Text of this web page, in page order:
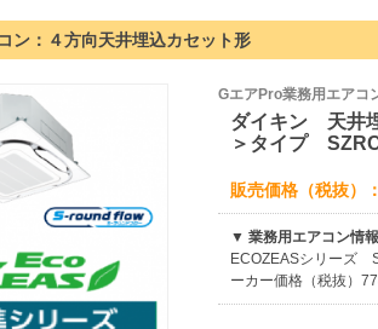
ン：４方向天井埋込カセット形
GエアPro業務用エアコ
ダイキン 天井
＞タイプ
販売価格（税抜）
▼ 業務用エアコン情報
ECOZEASシリーズ
ーカー価格（税抜）